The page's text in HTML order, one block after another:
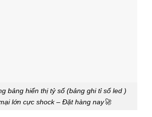
bảng hiển thị tỷ số (bảng ghi tỉ số led )
lớn cực shock – Đặt hàng nay🚀